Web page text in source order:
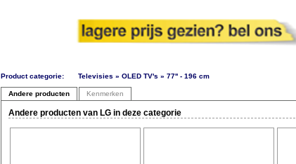
Product categorie: Televisies » OLED TV's » 77'' - 196 cm
Andere producten Kenmerken
Andere producten van LG in deze categorie